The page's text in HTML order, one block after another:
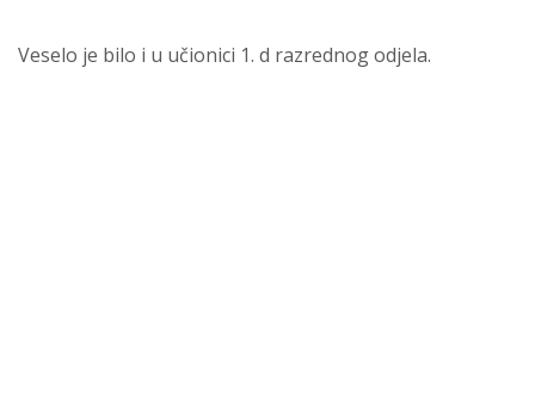
Veselo je bilo i u učionici 1. d razrednog odjela.